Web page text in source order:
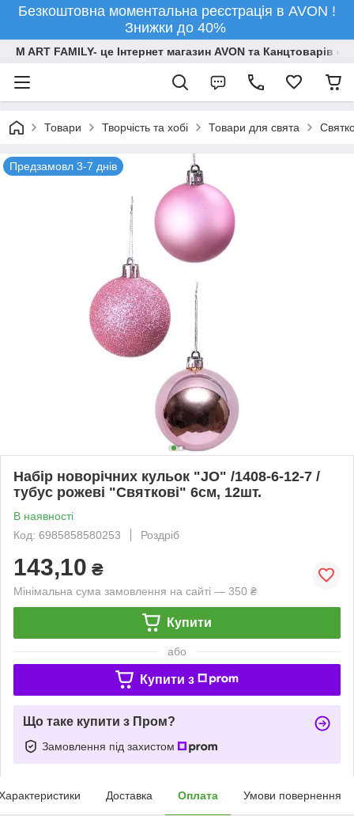
Безкоштовна моментальна реєстрація в AVON !
Знижки до 40%
M ART FAMILY- це Інтернет магазин AVON та Канцтоварів
Товари Творчiсть та хобi Товари для свята
Предзамовл 3-7 днів
Набір новорічних кульок "JO" /1408-6-12-7 /
тубус рожеві "Святкові" 6см, 12шт.
В наявності
Код: 6985858580253
Роздріб
143,10 ₴
Мінімальна сума замовлення на сайті — 350 ₴
Купити
або
Купити з
Що таке купити з Пром?
Замовлення під захистом
Доставка Оплата Умови повернення